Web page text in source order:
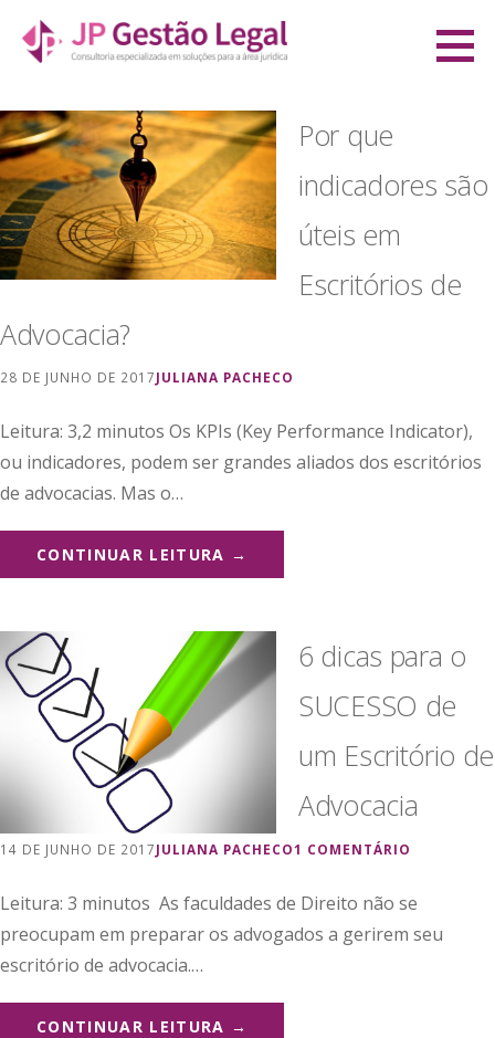
direto
o
conteúdo
Por que
indicadores são
úteis em
Escritórios de
Advocacia?
28 DE JUNHO DE 2017JULIANA PACHECO
Leitura: 3,2 minutos Os KPIs (Key Performance Indicator),
ou indicadores, podem ser grandes aliados dos escritórios
de advocacias. Mas o…
CONTINUAR LEITURA →
6 dicas para o
SUCESSO de
um Escritório de
Advocacia
14 DE JUNHO DE 2017JULIANA PACHECO1 COMENTÁRIO
Leitura: 3 minutos As faculdades de Direito não se
preocupam em preparar os advogados a gerirem seu
escritório de advocacia.…
CONTINUAR LEITURA →